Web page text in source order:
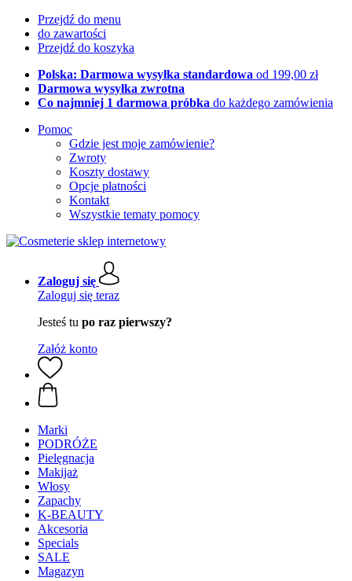
Przejdź do menu
do zawartości
Przejdź do koszyka
Polska: Darmowa wysyłka standardowa od 199,00 zł
Darmowa wysyłka zwrotna
Co najmniej 1 darmowa próbka do każdego zamówienia
Pomoc
Gdzie jest moje zamówienie?
Zwroty
Koszty dostawy
Opcje płatności
Kontakt
Wszystkie tematy pomocy
Zaloguj się
Zaloguj się teraz
Jesteś tu po raz pierwszy?
Załóż konto
Marki
PODRÓŻE
Pielęgnacja
Makijaż
Włosy
Zapachy
K-BEAUTY
Akcesoria
Specials
SALE
Magazyn